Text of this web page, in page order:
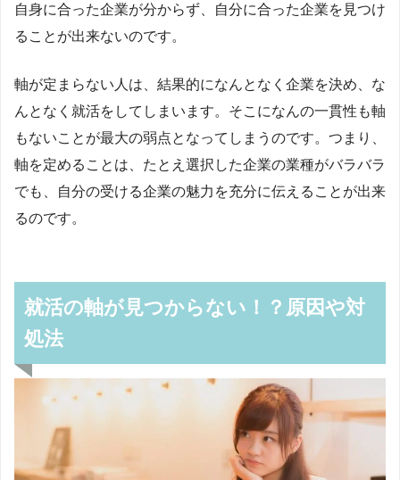
自身に合った企業が分からず、自分に合った企業を見つけ
ることが出来ないのです。
軸が定まらない人は、結果的になんとなく企業を決め、な
んとなく就活をしてしまいます。そこになんの一貫性も軸
もないことが最大の弱点となってしまうのです。つまり、
軸を定めることは、たとえ選択した企業の業種がバラバラ
でも、自分の受ける企業の魅力を充分に伝えることが出来
るのです。
就活の軸が見つからない！？原因や対
処法